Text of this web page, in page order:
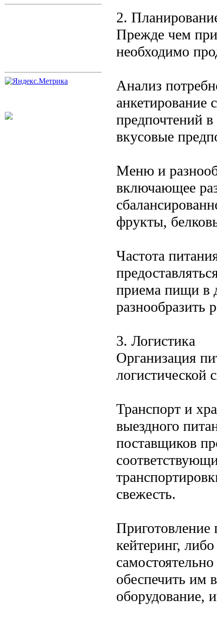
2.
Прежде чем
необходимо
Анализ
анкетирование
предпочтений
вкусовые
Меню и
включающее
фрукты,
Частота
приема пищи в
разнообразить
3. Логистика
Организация
логистической
Транспорт и
выездного
поставщиков
свежесть.
кейтеринг,
обеспечить им
оборудование,